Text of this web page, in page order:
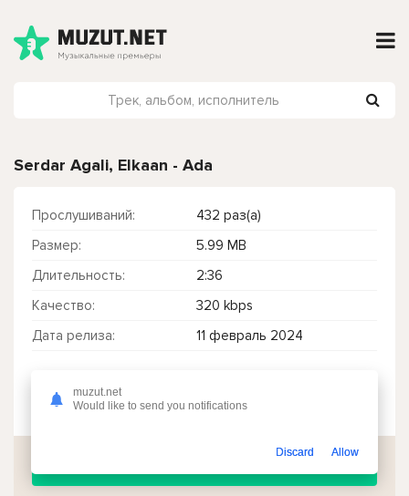
Serdar Agali, Elkaan - Ada
Прослушиваний:
432 раз(а)
Размер:
5.99 MB
Длительность:
2:36
Качество:
320 kbps
Дата релиза:
11 февраль 2024
muzut.net
Would like to send you notifications
Discard Allow